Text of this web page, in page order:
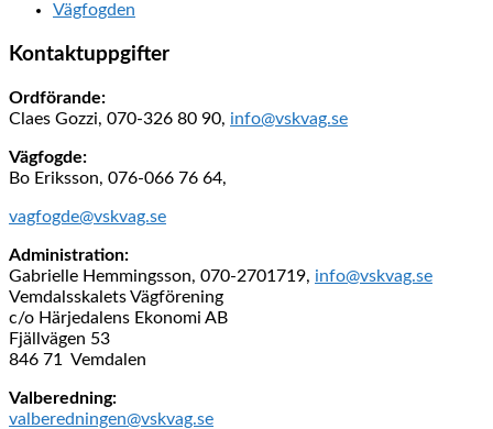
Vägfogden
Kontaktuppgifter
Ordförande:
Claes Gozzi, 070-326 80 90, info@vskvag.se
Vägfogde:
Bo Eriksson, 076-066 76 64,
vagfogde@vskvag.se
Administration:
Gabrielle Hemmingsson, 070-2701719, info@vskvag.se
Vemdalsskalets Vägförening
c/o Härjedalens Ekonomi AB
Fjällvägen 53
846 71 Vemdalen
Valberedning:
valberedningen@vskvag.se